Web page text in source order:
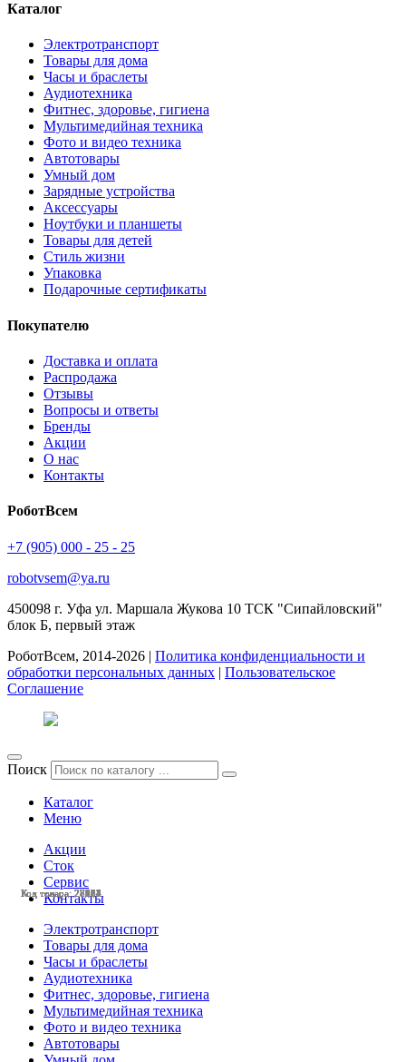
Код товара: 28438
Код товара: 28113
Код товара: 27964
Код товара: 27963
Код товара: 27584
Код товара: 27504
Код товара: 27251
Код товара: 27112
Код товара: 27037
Код товара: 27031
Код товара: 28221
Код товара: 28184
Каталог
Электротранспорт
Товары для дома
Часы и браслеты
Аудиотехника
Фитнес, здоровье, гигиена
Мультимедийная техника
Фото и видео техника
Автотовары
Умный дом
Зарядные устройства
Аксессуары
Ноутбуки и планшеты
Товары для детей
Стиль жизни
Упаковка
Подарочные сертификаты
Покупателю
Доставка и оплата
Распродажа
Отзывы
Вопросы и ответы
Бренды
Акции
О нас
Контакты
РоботВсем
+7 (905) 000 - 25 - 25
robotvsem@ya.ru
450098 г. Уфа ул. Маршала Жукова 10 ТСК "Сипайловский"
блок Б, первый этаж
РоботВсем, 2014-2026 | Политика конфиденциальности и
обработки персональных данных | Пользовательское
Соглашение
Поиск
Каталог
Меню
Акции
Сток
Сервис
Контакты
Электротранспорт
Товары для дома
Часы и браслеты
Аудиотехника
Фитнес, здоровье, гигиена
Мультимедийная техника
Фото и видео техника
Автотовары